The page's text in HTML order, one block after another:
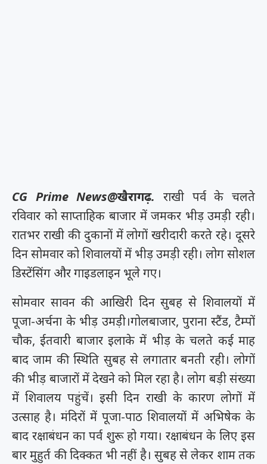
CG Prime News@खैरागढ़. राखी पर्व के चलते
रविवार को साप्ताहिक बाजार में जमकर भीड़ उमड़ी रही।
रातभर राखी की दुकानों में लोगों खरीदारी करते रहे। दूसरे
दिन सोमवार को शिवालयों में भीड़ उमड़ी रही। लोग सोशल
डिस्टेंसिंग और गाइडलाइन भूले गए।
सोमवार सावन की आखिरी दिन सुबह से शिवालयों में
पूजा-अर्चना के भीड़ उमड़ी।गोलबाजार, पुराना स्टैंड, टैम्पों
चौक, ईतवारी बाजार इलाके में भीड़ के चलते कई माह
बाद जाम की स्थिति सुबह से लगातार बनती रही। लोगों
की भीड़ बाजारों में देखने को मिल रहा है। लोग बड़ी संख्या
में शिवालय पहुंचें। इसी दिन राखी के कारण लोगों में
उत्साह है। मंदिरों में पूजा-पाठ शिवालयों में अभिषेक के
बाद रक्षाबंधन का पर्व शुरू हो गया। रक्षाबंधन के लिए इस
बार मुहुर्त की दिक्कत भी नहीं है। सुबह से लेकर शाम तक